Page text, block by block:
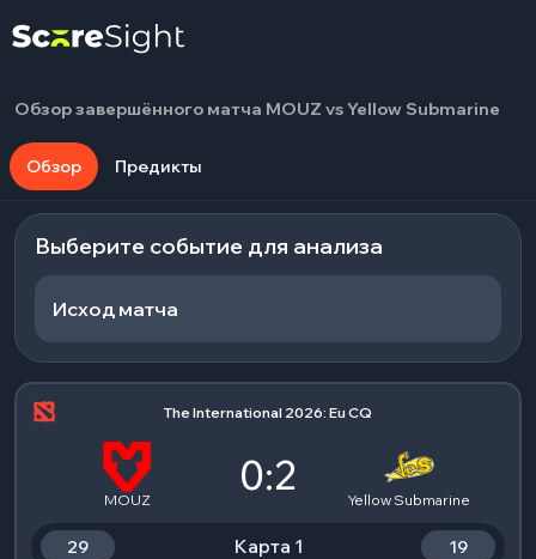
Обзор завершённого матча MOUZ vs Yellow Submarine
Обзор Предикты
Выберите событие для анализа
Исход матча
The International 2026: Eu CQ
MOUZ
0:2
Yellow Submarine
29 Карта 1 19